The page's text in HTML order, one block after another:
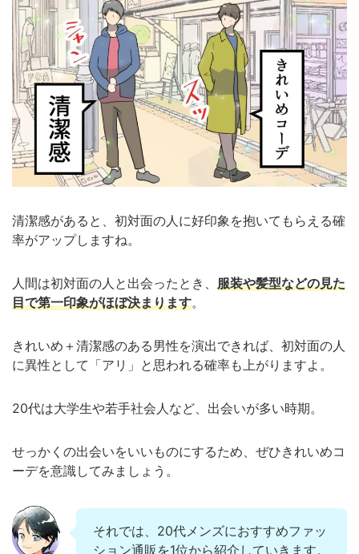
清潔感があると、初対面の人に好印象を抱いてもらえる確
率がアップしますね。
人間は初対面の人と出会ったとき、 服装や髪型などの見た
目で第一印象がほぼ決まります。
きれいめ＋清潔感のある男性を演出できれば、初対面の人
に異性として「アリ」と思われる確率も上がりますよ。
20代は大学生や若手社会人など、出会いが多い時期。
せっかくの出会いをいいものにするため、ぜひきれいめコ
ーデを意識してみましょう。
それでは、20代メンズにおすすめファッ
ション通販を1位から紹介していきます。